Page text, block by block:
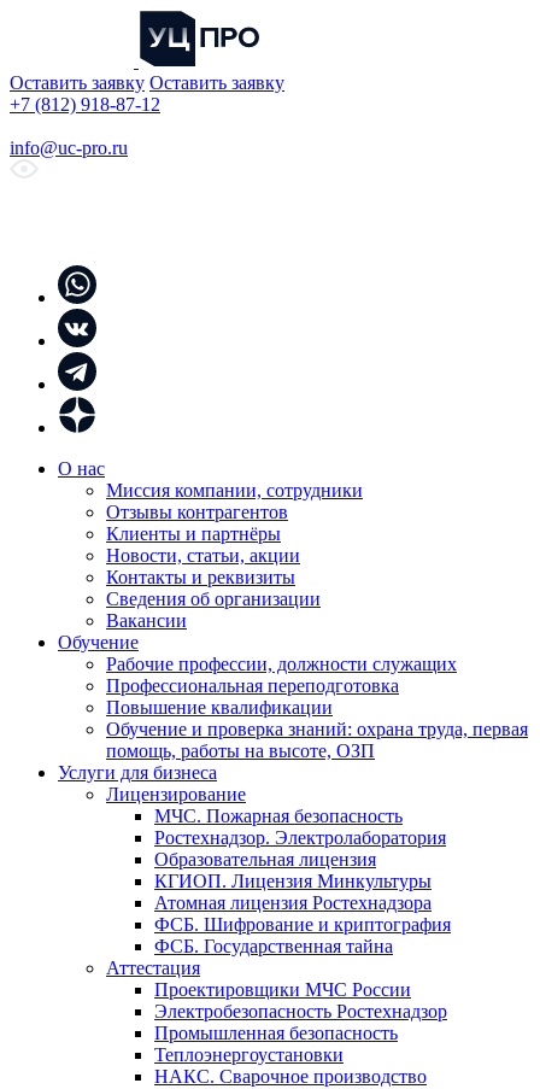
Оставить заявку Оставить заявку
+7 (812) 918-87-12
info@uc-pro.ru
О нас
Миссия компании, сотрудники
Отзывы контрагентов
Клиенты и партнёры
Новости, статьи, акции
Контакты и реквизиты
Сведения об организации
Вакансии
Обучение
Рабочие профессии, должности служащих
Профессиональная переподготовка
Повышение квалификации
Обучение и проверка знаний: охрана труда, первая
помощь, работы на высоте, ОЗП
Услуги для бизнеса
Лицензирование
МЧС. Пожарная безопасность
Ростехнадзор. Электролаборатория
Образовательная лицензия
КГИОП. Лицензия Минкультуры
Атомная лицензия Ростехнадзора
ФСБ. Шифрование и криптография
ФСБ. Государственная тайна
Аттестация
Проектировщики МЧС России
Электробезопасность Ростехнадзор
Промышленная безопасность
Теплоэнергоустановки
НАКС. Сварочное производство